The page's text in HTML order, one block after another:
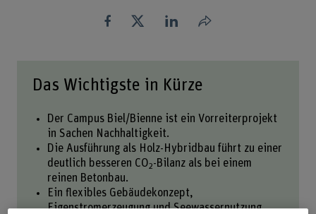
Teilen
Das Wichtigste in Kürze
Der Campus Biel/Bienne ist ein Vorreiterprojekt
in Sachen Nachhaltigkeit.
Die Ausführung als Holz-Hybridbau führt zu einer
deutlich besseren CO2-Bilanz als bei einem
reinen Betonbau.
Ein flexibles Gebäudekonzept,
Eigenstromerzeugung und Seewassernutzung